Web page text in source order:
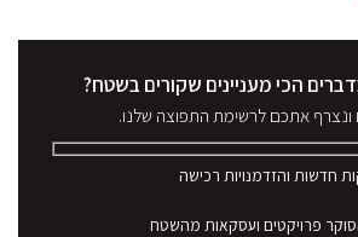
הכי מעניינים שקורים בשטח?
ונצרף אתכם לרשימת התפוצה שלנו.
חדשות והזדמנויות רכישה
הסוקר פרויקטים ועסקאות מהשטח